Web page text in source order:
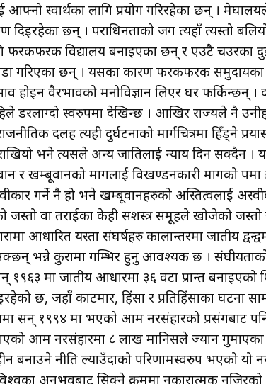
आफ्नो स्वार्थका लागि प्रयोग गरिरहेका छन् ।
दिइरहेका छन् । पराधिनताको जग त्यहाँ त्यस्तो
फरकफरक विद्यालय बनाइएका छन् र एउटै चउरका
गरिएका छन् । यसका कारण फरकफरक समुदायका
होइन वैरभावको मनोविज्ञान लिएर घर फर्किन्छन्
डरलाग्दो स्वरुपमा देखिन्छ । आखिर राज्यले नै
दलहरू त्यही दुर्घटनाको मार्गचित्रमा हिँड्ने
राखियो भने त्यसले अन्य जातिलाई न्याय दिन सक्दैन
र खम्बूवानको मागलाई विखण्डनकारी मागको रूपमा
गर्ने नै हो भने खम्बूवानहरुको अस्तित्वलाई
जस्तो वा तराईका केही सशस्त्र समूहले खोजेको जस्तो
आधारित यस्ता संघर्षहरु कालान्तरमा जातीय
भन्ने कुरामा गम्भिर हुनु आवश्यक छ । संघीयताको
१९६३ मा जातीय आधारमा ३६ वटा प्रान्त बनाइएको
छ, जहाँ काटमार, हिंसा र प्रतिहिंसाका घटना
सन् १९९४ मा भएको आम नरसंहारको
आम नरसंहारमा ८ लाख मानिसले ज्यान गुमाएका
बनाउने नीति ल्याउँदाको परिणामस्वरुप भएको यो
अनुभवबाट सिक्ने क्रममा नकारात्मक